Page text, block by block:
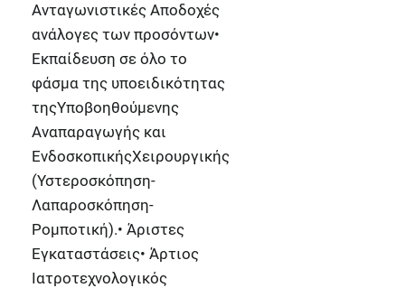
Ανταγωνιστικές Αποδοχές
ανάλογες των προσόντων•
Εκπαίδευση σε όλο το
φάσμα της υποειδικότητας
τηςΥποβοηθούμενης
Αναπαραγωγής και
ΕνδοσκοπικήςΧειρουργικής
(Υστεροσκόπηση-
Λαπαροσκόπηση-
Ρομποτική).• Άριστες
Εγκαταστάσεις• Άρτιος
Ιατροτεχνολογικός